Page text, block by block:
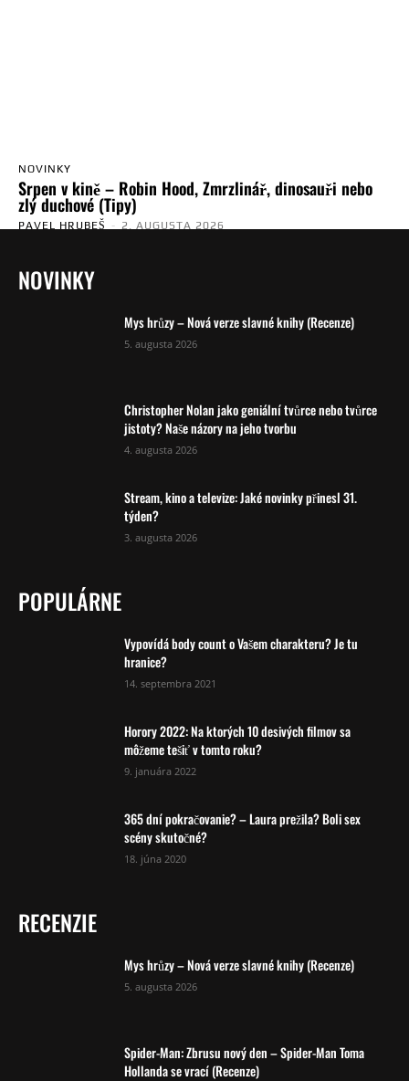
NOVINKY
Srpen v kině – Robin Hood, Zmrzlinář, dinosauři nebo
zlý duchové (Tipy)
PAVEL HRUBEŠ - 2. AUGUSTA 2026
NOVINKY
Mys hrůzy – Nová verze slavné knihy (Recenze)
5. augusta 2026
Christopher Nolan jako geniální tvůrce nebo tvůrce
jistoty? Naše názory na jeho tvorbu
4. augusta 2026
Stream, kino a televize: Jaké novinky přinesl 31.
týden?
3. augusta 2026
POPULÁRNE
Vypovídá body count o Vašem charakteru? Je tu
hranice?
14. septembra 2021
Horory 2022: Na ktorých 10 desivých filmov sa
môžeme tešiť v tomto roku?
9. januára 2022
365 dní pokračovanie? – Laura prežila? Boli sex
scény skutočné?
18. júna 2020
RECENZIE
Mys hrůzy – Nová verze slavné knihy (Recenze)
5. augusta 2026
Spider-Man: Zbrusu nový den – Spider-Man Toma
Hollanda se vrací (Recenze)